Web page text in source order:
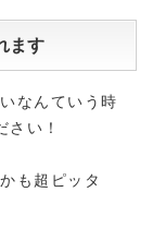
ます
なんていう時
い！
も超ピッタ